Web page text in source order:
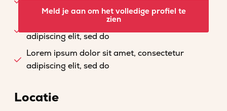
adipiscing elit, sed do
Lorem ipsum dolor sit amet, consectetur
adipiscing elit, sed do
Lorem ipsum dolor sit amet, consectetur
adipiscing elit, sed do
Meld je aan om het volledige profiel te
zien
Locatie